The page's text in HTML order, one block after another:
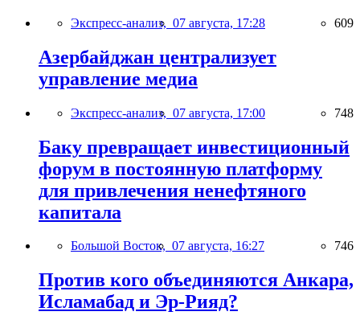
Экспресс-анализ, 07 августа, 17:28 609
Азербайджан централизует
управление медиа
Экспресс-анализ, 07 августа, 17:00 748
Баку превращает инвестиционный
форум в постоянную платформу
для привлечения ненефтяного
капитала
Большой Восток, 07 августа, 16:27 746
Против кого объединяются Анкара,
Исламабад и Эр-Рияд?